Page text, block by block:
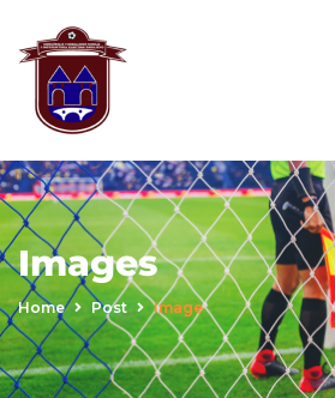
Images
Home Post Image